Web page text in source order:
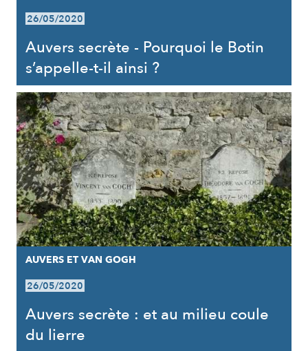
26/05/2020
Auvers secrète - Pourquoi le Botin
s’appelle-t-il ainsi ?
AUVERS ET VAN GOGH
26/05/2020
Auvers secrète : et au milieu coule
du lierre